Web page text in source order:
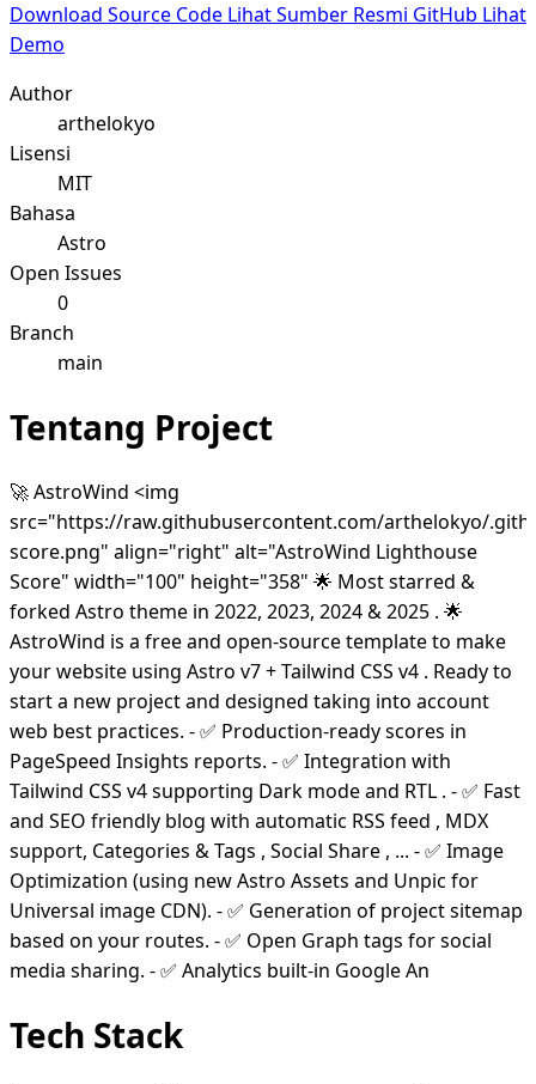
Download Source Code Lihat Sumber Resmi GitHub Lihat
Demo
Author
arthelokyo
Lisensi
MIT
Bahasa
Astro
Open Issues
0
Branch
main
Tentang Project
🚀 AstroWind <img
src="https://raw.githubusercontent.com/arthelokyo/
score.png" align="right" alt="AstroWind Lighthouse
Score" width="100" height="358" 🌟 Most starred &
forked Astro theme in 2022, 2023, 2024 & 2025 . 🌟
AstroWind is a free and open-source template to make
your website using Astro v7 + Tailwind CSS v4 . Ready to
start a new project and designed taking into account
web best practices. - ✅ Production-ready scores in
PageSpeed Insights reports. - ✅ Integration with
Tailwind CSS v4 supporting Dark mode and RTL . - ✅ Fast
and SEO friendly blog with automatic RSS feed , MDX
support, Categories & Tags , Social Share , ... - ✅ Image
Optimization (using new Astro Assets and Unpic for
Universal image CDN). - ✅ Generation of project sitemap
based on your routes. - ✅ Open Graph tags for social
media sharing. - ✅ Analytics built-in Google An
Tech Stack